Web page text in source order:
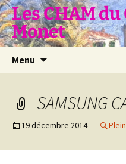
Aller
au
contenu
Les CHAM
Monet
Menu
SAMSUNG
19 décembre 2014